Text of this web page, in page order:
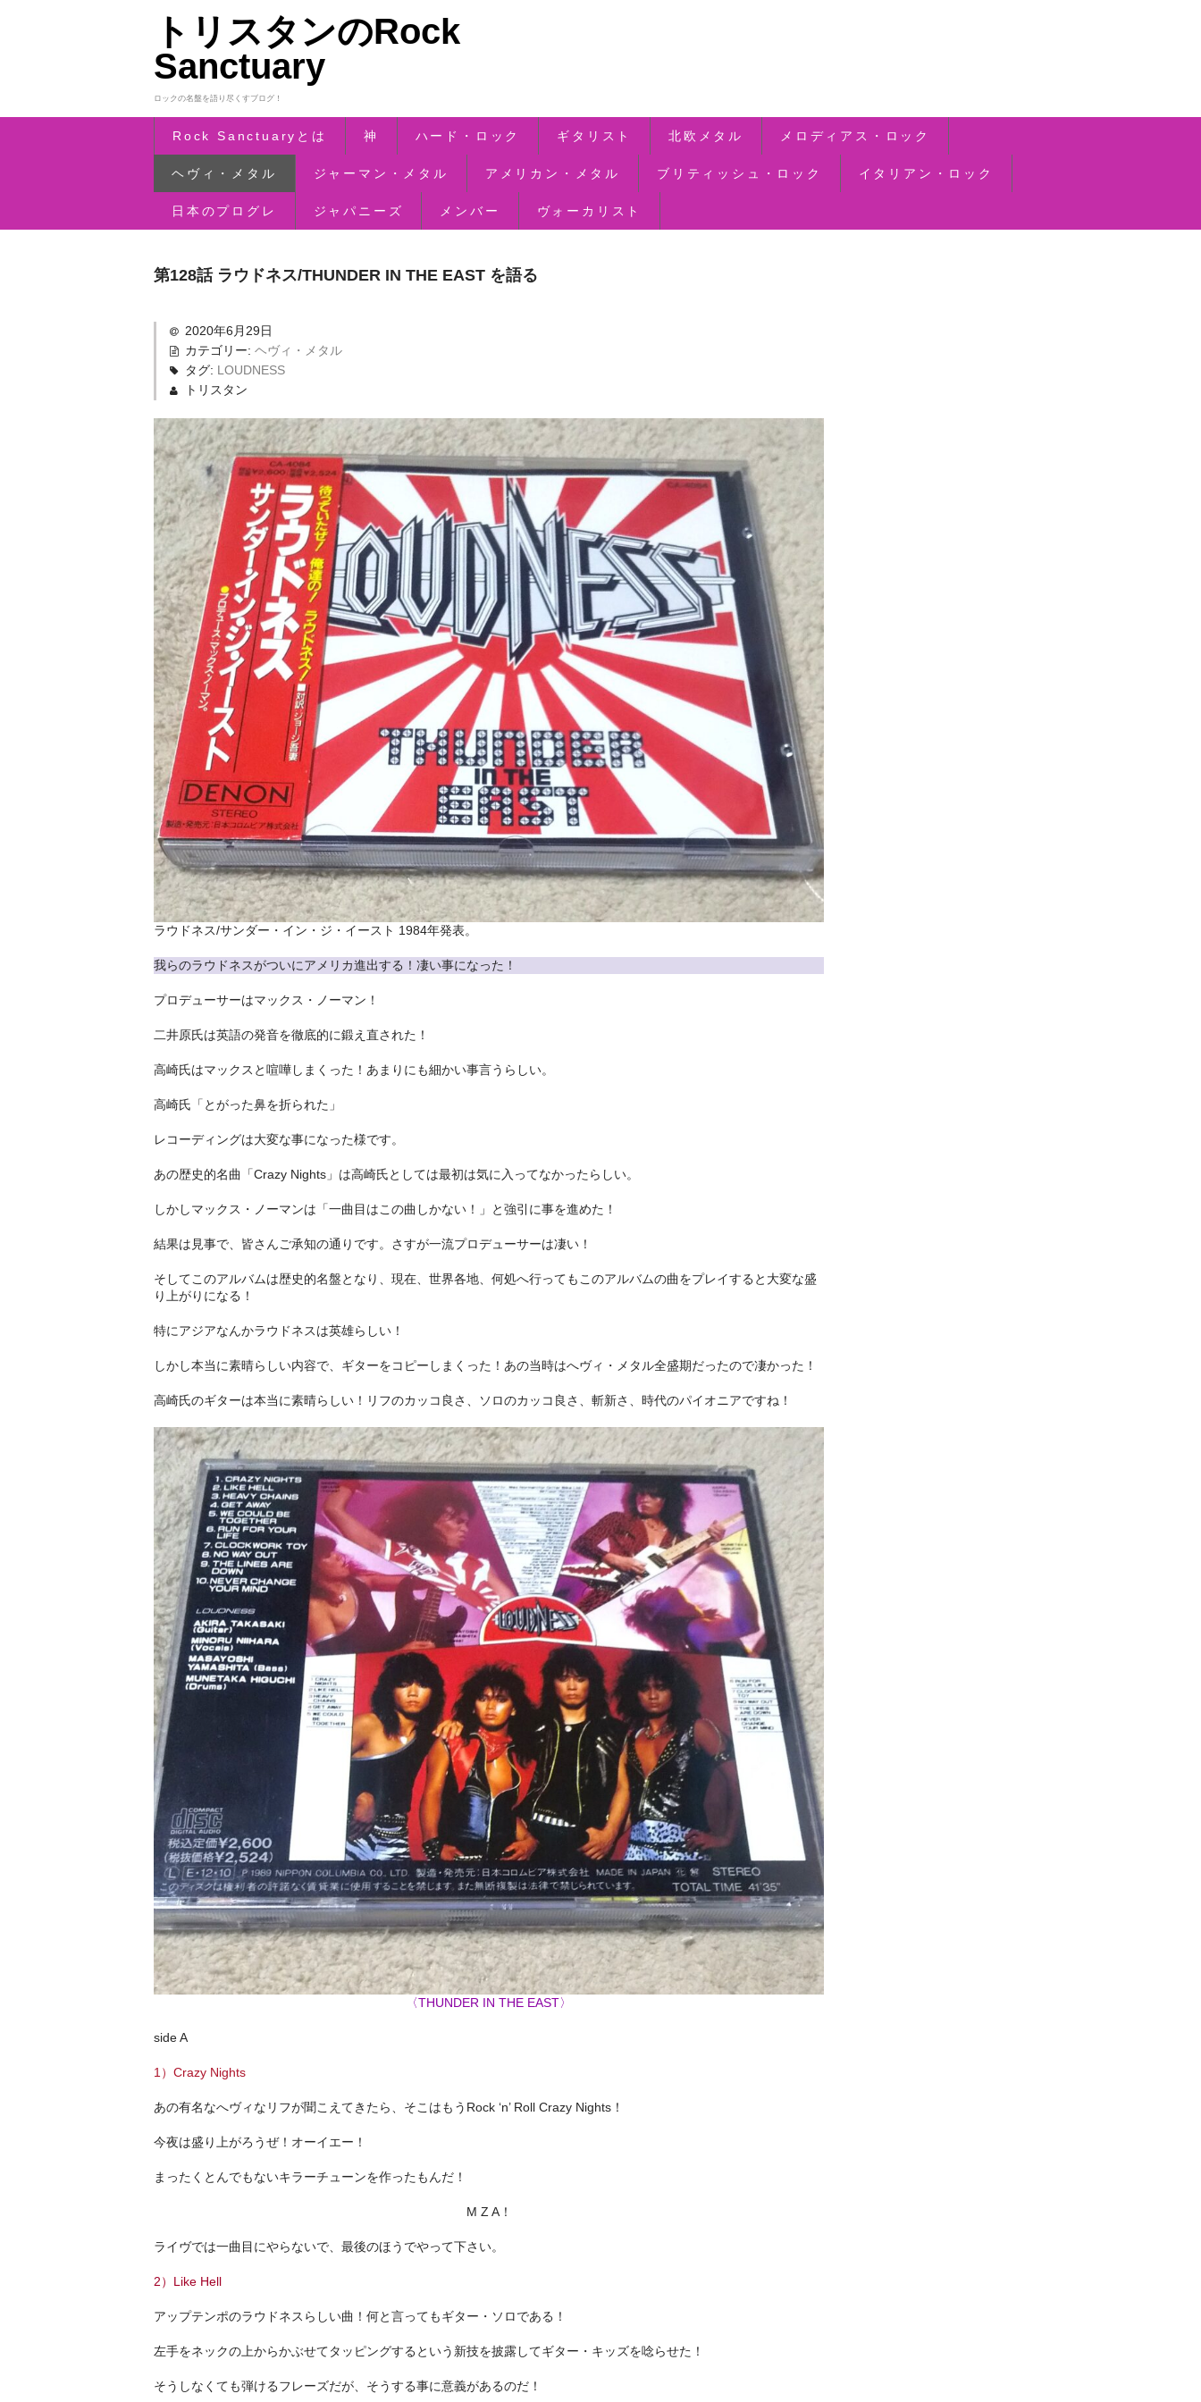
トリスタンのRock
Sanctuary
ロックの名盤を語り尽くすブログ！
Rock Sanctuaryとは 神 ハード・ロック ギタリスト 北欧メタル メロディアス・ロック
ヘヴィ・メタル ジャーマン・メタル アメリカン・メタル ブリティッシュ・ロック イタリアン・ロック
日本のプログレ ジャパニーズ メンバー ヴォーカリスト
第128話 ラウドネス/THUNDER IN THE EAST を語る
2020年6月29日
カテゴリー: ヘヴィ・メタル
タグ: LOUDNESS
トリスタン
ラウドネス/サンダー・イン・ジ・イースト 1984年発表。
我らのラウドネスがついにアメリカ進出する！凄い事になった！
プロデューサーはマックス・ノーマン！
二井原氏は英語の発音を徹底的に鍛え直された！
高崎氏はマックスと喧嘩しまくった！あまりにも細かい事言うらしい。
高崎氏「とがった鼻を折られた」
レコーディングは大変な事になった様です。
あの歴史的名曲「Crazy Nights」は高崎氏としては最初は気に入ってなかったらしい。
しかしマックス・ノーマンは「一曲目はこの曲しかない！」と強引に事を進めた！
結果は見事で、皆さんご承知の通りです。さすが一流プロデューサーは凄い！
そしてこのアルバムは歴史的名盤となり、現在、世界各地、何処へ行ってもこのアルバムの曲をプレイすると大変な盛
り上がりになる！
特にアジアなんかラウドネスは英雄らしい！
しかし本当に素晴らしい内容で、ギターをコピーしまくった！あの当時はへヴィ・メタル全盛期だったので凄かった！
高崎氏のギターは本当に素晴らしい！リフのカッコ良さ、ソロのカッコ良さ、斬新さ、時代のパイオニアですね！
〈THUNDER IN THE EAST〉
side A
1）Crazy Nights
あの有名なへヴィなリフが聞こえてきたら、そこはもうRock ‘n’ Roll Crazy Nights！
今夜は盛り上がろうぜ！オーイエー！
まったくとんでもないキラーチューンを作ったもんだ！
M Z A！
ライヴでは一曲目にやらないで、最後のほうでやって下さい。
2）Like Hell
アップテンポのラウドネスらしい曲！何と言ってもギター・ソロである！
左手をネックの上からかぶせてタッピングするという新技を披露してギター・キッズを唸らせた！
そうしなくても弾けるフレーズだが、そうする事に意義があるのだ！